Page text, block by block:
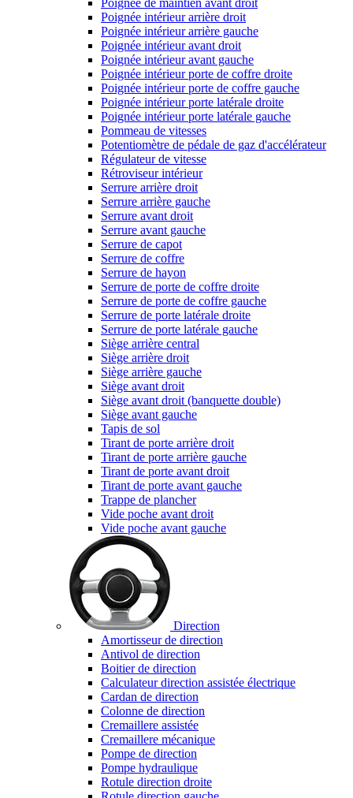
Poignée de maintien avant droit
Poignée intérieur arrière droit
Poignée intérieur arrière gauche
Poignée intérieur avant droit
Poignée intérieur avant gauche
Poignée intérieur porte de coffre droite
Poignée intérieur porte de coffre gauche
Poignée intérieur porte latérale droite
Poignée intérieur porte latérale gauche
Pommeau de vitesses
Potentiomètre de pédale de gaz d'accélérateur
Régulateur de vitesse
Rétroviseur intérieur
Serrure arrière droit
Serrure arrière gauche
Serrure avant droit
Serrure avant gauche
Serrure de capot
Serrure de coffre
Serrure de hayon
Serrure de porte de coffre droite
Serrure de porte de coffre gauche
Serrure de porte latérale droite
Serrure de porte latérale gauche
Siège arrière central
Siège arrière droit
Siège arrière gauche
Siège avant droit
Siège avant droit (banquette double)
Siège avant gauche
Tapis de sol
Tirant de porte arrière droit
Tirant de porte arrière gauche
Tirant de porte avant droit
Tirant de porte avant gauche
Trappe de plancher
Vide poche avant droit
Vide poche avant gauche
Direction
Amortisseur de direction
Antivol de direction
Boitier de direction
Calculateur direction assistée électrique
Cardan de direction
Colonne de direction
Cremaillere assistée
Cremaillere mécanique
Pompe de direction
Pompe hydraulique
Rotule direction droite